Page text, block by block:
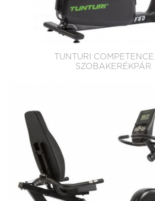
TUNTURI
SZOBAKERÉKPÁR